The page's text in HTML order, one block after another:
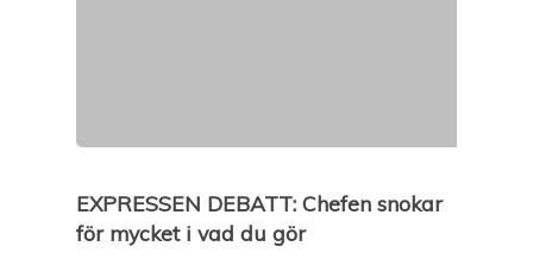
EXPRESSEN DEBATT: Chefen snokar
för mycket i vad du gör